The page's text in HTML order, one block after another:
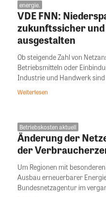
energie.
VDE FNN:
zukunftssicher
ausgestalten
Ob steigende Zahl von
Betriebsmitteln oder
Industrie und Handwerk sind
Weiterlesen
Betriebskosten aktuell
Änderung der
der
Um Regionen mit
Ausbau erneuerbarer
Bundesnetzagentur im